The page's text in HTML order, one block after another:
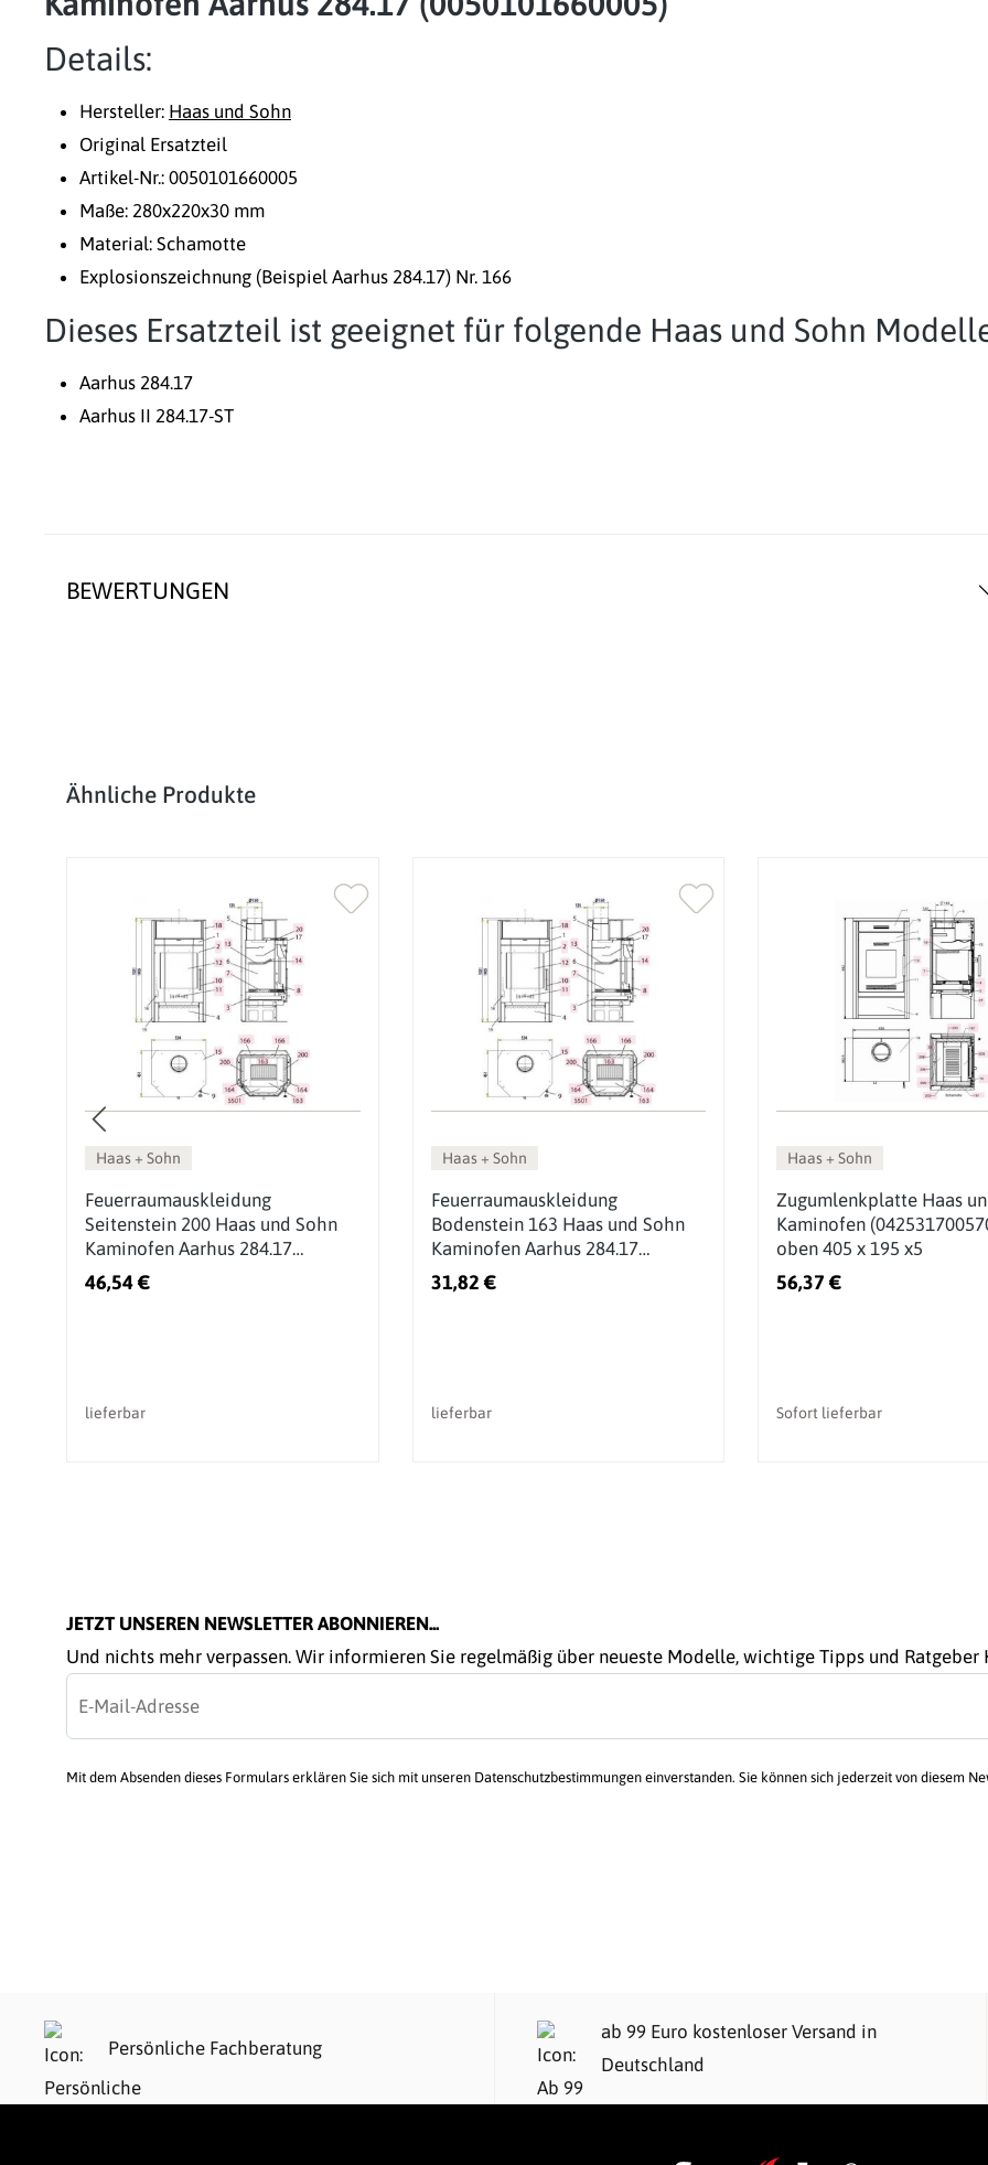
Details:
Hersteller: Haas und Sohn
Original Ersatzteil
Artikel-Nr.: 0050101660005
Maße: 280x220x30 mm
Material: Schamotte
Explosionszeichnung (Beispiel Aarhus 284.17) Nr. 166
Dieses Ersatzteil ist geeignet für folgende Haas und Sohn
Aarhus 284.17
Aarhus II 284.17-ST
BEWERTUNGEN
Produktgalerie überspringen
Ähnliche Produkte
Haas + Sohn
Feuerraumauskleidung
Seitenstein 200 Haas und Sohn
Kaminofen Aarhus 284.17
(0050102000005)
46,54 €
lieferbar
Haas + Sohn
Feuerraumauskleidung
Bodenstein 163 Haas und Sohn
Kaminofen Aarhus 284.17
(0050101630005)
31,82 €
lieferbar
Haas + Sohn
Zugumlenkplatte Haas
Kaminofen
oben 405 x 195 x5
56,37 €
Sofort lieferbar
JETZT UNSEREN NEWSLETTER ABONNIEREN...
Und nichts mehr verpassen. Wir informieren Sie regelmäßig über neueste Modelle, wichtige Tipps und
Mit dem Absenden dieses Formulars erklären Sie sich mit unseren Datenschutzbestimmungen einverstanden. Sie können sich jederzeit von diesem
Persönliche Fachberatung
ab 99 Euro kostenloser Versand in
Deutschland